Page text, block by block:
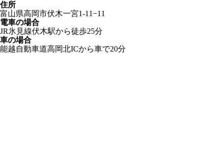
住所
富山県高岡市伏木一宮1-11−11
電車の場合
JR氷見線伏木駅から徒歩25分
車の場合
能越自動車道高岡北ICから車で20分